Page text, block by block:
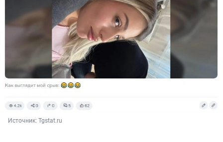
Источник: Tgstat.ru